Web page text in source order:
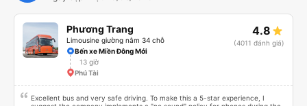
Phương Trang
Limousine giường nằm 34 chỗ
4.8
(4011 đánh giá)
Bến xe Miền Đông Mới
13 giờ
Phú Tài
Excellent bus and very safe driving. To make this a 5-star experience, I